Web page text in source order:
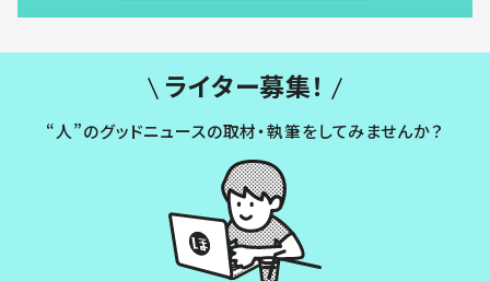
ライター募集！
“人”のグッドニュースの取材・執筆をしてみませんか？